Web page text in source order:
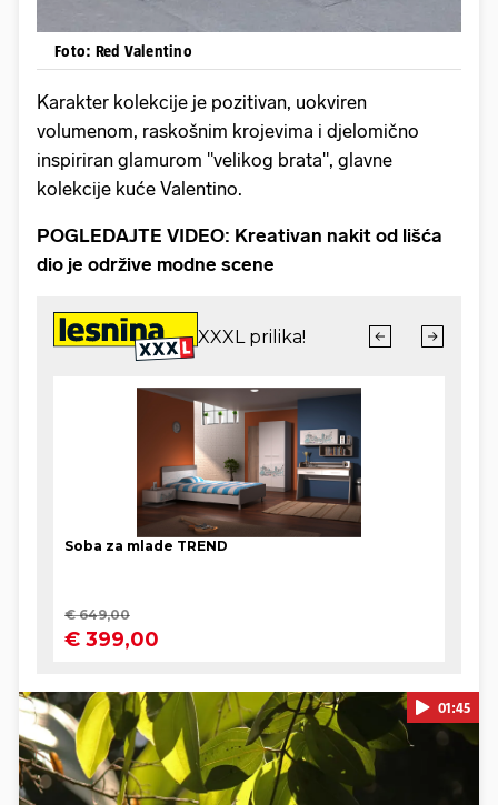
Foto: Red Valentino
Karakter kolekcije je pozitivan, uokviren
volumenom, raskošnim krojevima i djelomično
inspiriran glamurom "velikog brata", glavne
kolekcije kuće Valentino.
POGLEDAJTE VIDEO: Kreativan nakit od lišća
dio je održive modne scene
01:45